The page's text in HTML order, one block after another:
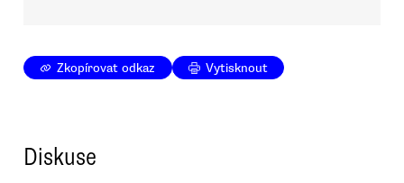
Zkopírovat odkaz Vytisknout
Diskuse